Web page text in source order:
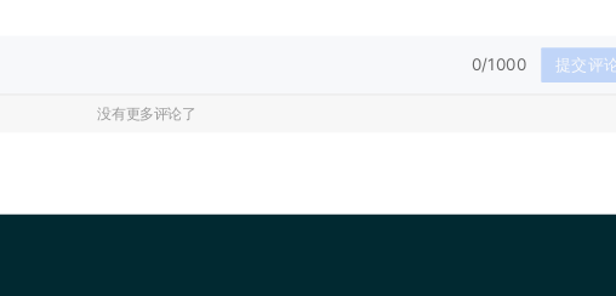
0/1000 提交评
没有更多评论了